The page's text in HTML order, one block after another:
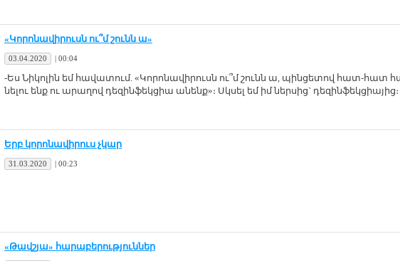
«Կո­րո­նա­վի­րուսն ու՞մ շունն ա»
03.04.2020 | 00:04
-Ես Նի­կո­լին եմ հա­վա­տում. «Կո­րո­նա­վի­րուսն ու՞մ շունն ա, պին­ցե­տով հատ-հատ
նե­լու ենք ու ա­րա­ղով դե­զին­ֆեկ­ցիա ա­նենք»։ Սկսել եմ իմ ներ­սից` դե­զին­ֆեկ­ցիա­յից։
Երբ կո­րո­նա­վի­րուս չկար
31.03.2020 | 00:23
«Թավշյա» հարաբերություններ